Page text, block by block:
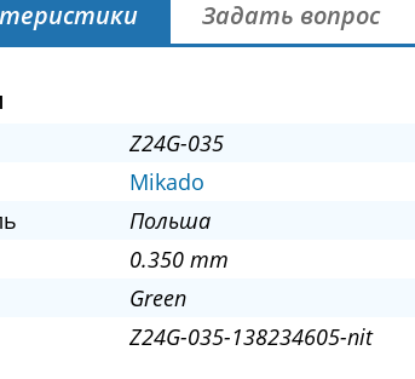
Задать вопрос
Z24G-035
Mikado
Польша
0.350 mm
Green
Z24G-035-138234605-nit